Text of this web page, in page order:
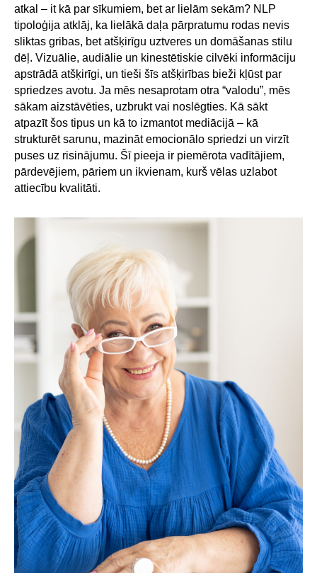
atkal – it kā par sīkumiem, bet ar lielām sekām? NLP
tipoloģija atklāj, ka lielākā daļa pārpratumu rodas nevis
sliktas gribas, bet atšķirīgu uztveres un domāšanas stilu
dēļ. Vizuālie, audiālie un kinestētiskie cilvēki informāciju
apstrādā atšķirīgi, un tieši šīs atšķirības bieži kļūst par
spriedzes avotu. Ja mēs nesaprotam otra “valodu”, mēs
sākam aizstāvēties, uzbrukt vai noslēgties. Kā sākt
atpazīt šos tipus un kā to izmantot mediācijā – kā
strukturēt sarunu, mazināt emocionālo spriedzi un virzīt
puses uz risinājumu. Šī pieeja ir piemērota vadītājiem,
pārdevējiem, pāriem un ikvienam, kurš vēlas uzlabot
attiecību kvalitāti.